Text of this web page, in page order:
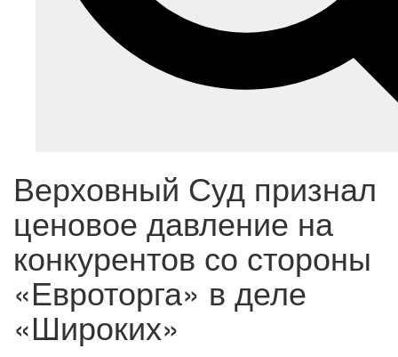
Верховный Суд признал
ценовое давление на
конкурентов со стороны
«Евроторга» в деле
«Широких»